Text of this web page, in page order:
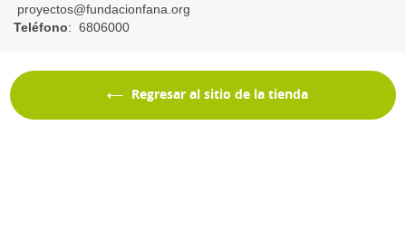
proyectos@fundacionfana.org
Teléfono: 6806000
Regresar al sitio de la tienda